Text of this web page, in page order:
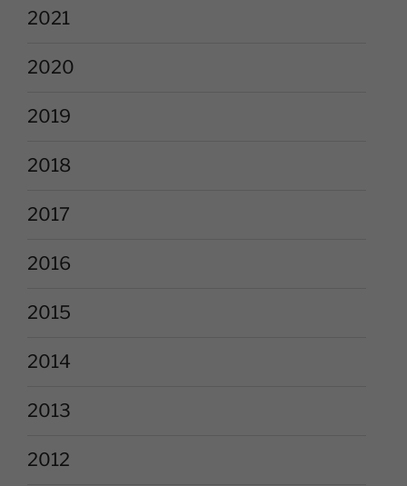
2021
2020
2019
2018
2017
2016
2015
2014
2013
2012